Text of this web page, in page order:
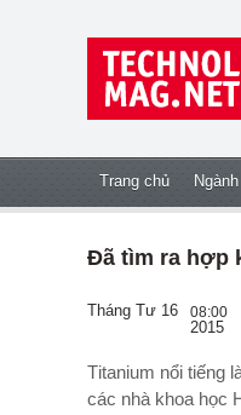
Trang chủ
Đã tìm ra hợp
Tháng Tư 16 08:00
2015
Titanium nổi tiếng là kim loại có trọng lượng nhẹ và độ bền cao nhưng giá thành của nó rất đắt. Mới đây,
các nhà khoa học